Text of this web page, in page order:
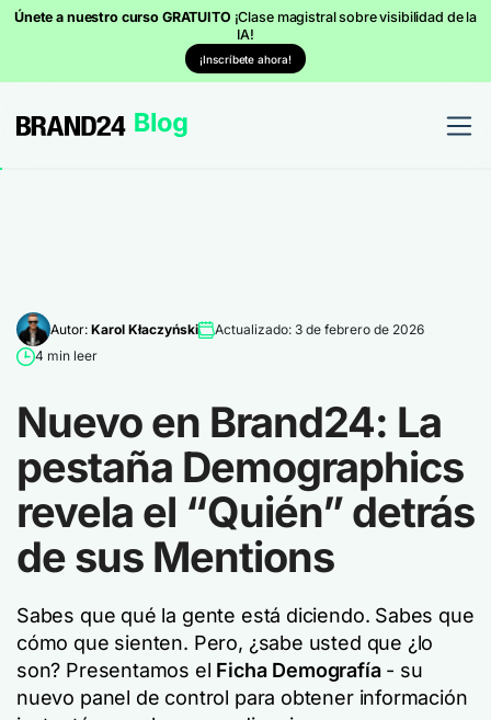
Únete a nuestro curso GRATUITO ¡Clase magistral sobre visibilidad de la
IA!
¡Inscríbete ahora!
Autor: Karol Kłaczyński
Actualizado: 3 de febrero de 2026
4 min leer
Nuevo en Brand24: La
pestaña Demographics
revela el “Quién” detrás
de sus Mentions
Sabes que qué la gente está diciendo. Sabes que
cómo que sienten. Pero, ¿sabe usted que ¿lo
son? Presentamos el Ficha Demografía- su
nuevo panel de control para obtener información